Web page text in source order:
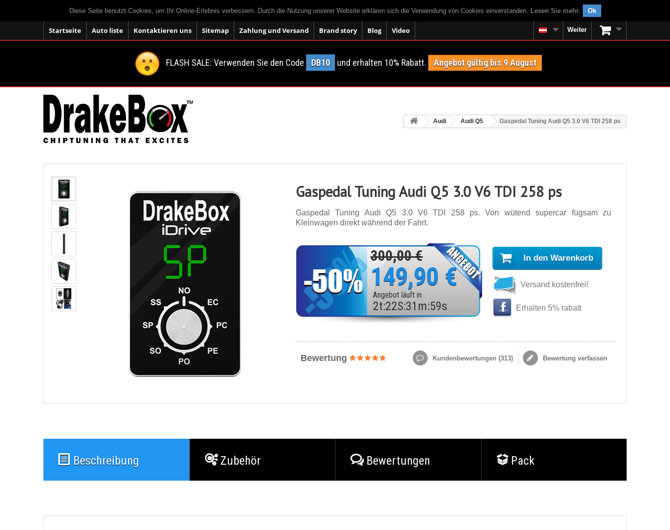
Diese Seite benutzt Cookies, um Ihr Online-Erlebnis verbessern. Durch die Nutzung unserer Website erklären sich die Verwendung von Cookies einverstanden. Lesen Sie mehr. Ok
Startseite Auto liste Kontaktieren uns Sitemap Zahlung und Versand Brand story Blog Video Weiter
FLASH SALE: Verwenden Sie den Code DB10 und erhalten 10% Rabatt. Angebot gültig bis 9 August
Audi Audi Q5 Gaspedal Tuning Audi Q5 3.0 V6 TDI 258 ps
Gaspedal Tuning Audi Q5 3.0 V6 TDI 258 ps
Gaspedal Tuning Audi Q5 3.0 V6 TDI 258 ps. Von wütend supercar fügsam zu
Kleinwagen direkt während der Fahrt.
300,00 €
149,90 €
Angebot läuft in
2t:22S:31 m:57s
In den Warenkorb
Versand kostenfrei!
Erhalten 5% rabatt
Bewertung Kundenbewertungen (313) Bewertung verfassen
Beschreibung Zubehör Bewertungen Pack